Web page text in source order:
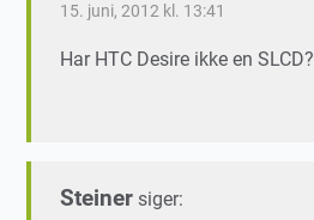
15. juni, 2012 kl. 13:41
Har HTC Desire ikke en SLCD?
Steiner siger: